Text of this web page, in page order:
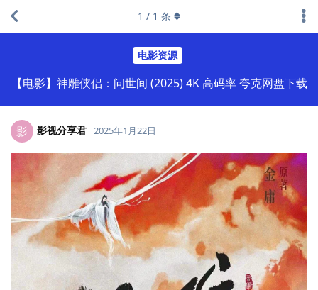
电影资源
【电影】神雕侠侣：问世间 (2025) 4K 高码率 夸克网盘下载
1 / 1 条
影 影视分享君 2025年1月22日